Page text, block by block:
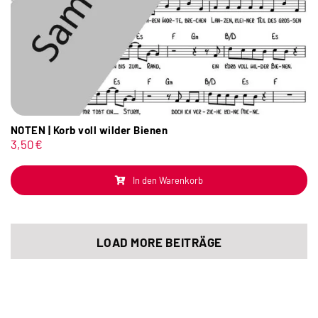
NOTEN | Korb voll wilder Bienen
3,50€
In den Warenkorb
LOAD MORE BEITRÄGE